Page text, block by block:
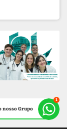
nosso Grupo